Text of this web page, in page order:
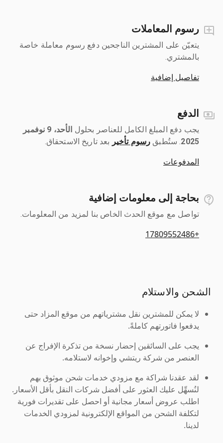
رسوم المعاملات
يتعيّن على المشترين الناجحين دفع رسوم معاملة خاصة
بالمشتري.
تفاصيل إضافية
الدفع
يجب دفع المبلغ الكامل للعناصر بحلول ‎
الأحد، 9 نوفمبر
2025
رسوم تأخير بعد تاريخ الاستحقاق.
المدفوعات
بحاجة إلى معلومات إضافية
تواصل مع موقع الحدث الخاص بنا لمزيد من المعلومات.
+17809552486
الشحن والاستلام
لا يمكن للمشترين نقل مشترياتهم من موقع المزاد حتى
يدفعوا فاتورتهم كاملةً.
يجب على السائقين إحضار نسخة من تذكرة الإفراج عن
العنصر من شركة ريتشي وإخوانه لاستلامه.
لقد عقدنا شراكة مع مزودي خدمات شحن موثوق بهم
لنُسهِّل عليك العثور على أفضل شركات النقل بأقل الأسعار.
اطلب عروض أسعار مجانية أو احصل على تقديرات فورية
لتكلفة الشحن من المواقع الإلكترونية لمزودي الخدمات
لدينا.